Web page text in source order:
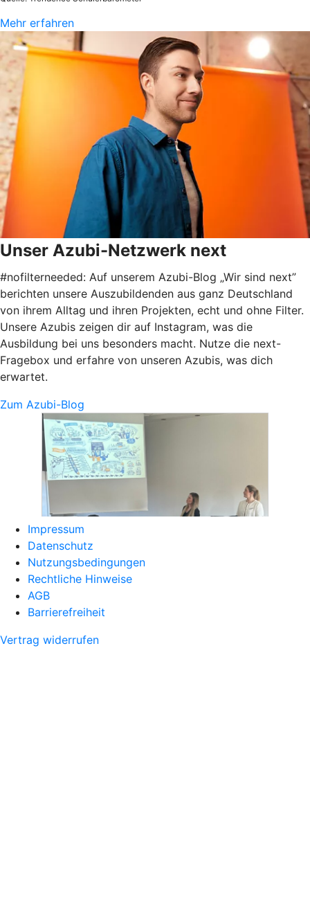
Mehr erfahren
Unser Azubi-Netzwerk next
#nofilterneeded: Auf unserem Azubi-Blog „Wir sind next”
berichten unsere Auszubildenden aus ganz Deutschland
von ihrem Alltag und ihren Projekten, echt und ohne Filter.
Unsere Azubis zeigen dir auf Instagram, was die
Ausbildung bei uns besonders macht. Nutze die next-
Fragebox und erfahre von unseren Azubis, was dich
erwartet.
Zum Azubi-Blog
Impressum
Datenschutz
Nutzungsbedingungen
Rechtliche Hinweise
AGB
Barrierefreiheit
Vertrag widerrufen